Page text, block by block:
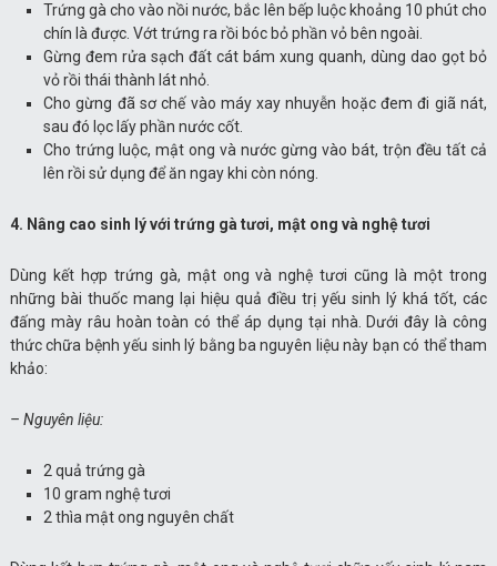
Trứng gà cho vào nồi nước, bắc lên bếp luộc khoảng 10 phút cho
chín là được. Vớt trứng ra rồi bóc bỏ phần vỏ bên ngoài.
Gừng đem rửa sạch đất cát bám xung quanh, dùng dao gọt bỏ
vỏ rồi thái thành lát nhỏ.
Cho gừng đã sơ chế vào máy xay nhuyễn hoặc đem đi giã nát,
sau đó lọc lấy phần nước cốt.
Cho trứng luộc, mật ong và nước gừng vào bát, trộn đều tất cả
lên rồi sử dụng để ăn ngay khi còn nóng.
4. Nâng cao sinh lý với trứng gà tươi, mật ong và nghệ tươi
Dùng kết hợp trứng gà, mật ong và nghệ tươi cũng là một trong
những bài thuốc mang lại hiệu quả điều trị yếu sinh lý khá tốt, các
đấng mày râu hoàn toàn có thể áp dụng tại nhà. Dưới đây là công
thức chữa bệnh yếu sinh lý bằng ba nguyên liệu này bạn có thể tham
khảo:
– Nguyên liệu:
2 quả trứng gà
10 gram nghệ tươi
2 thìa mật ong nguyên chất